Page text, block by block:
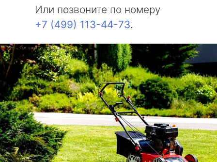
Или позвоните по номеру
+7 (499) 113-44-73.